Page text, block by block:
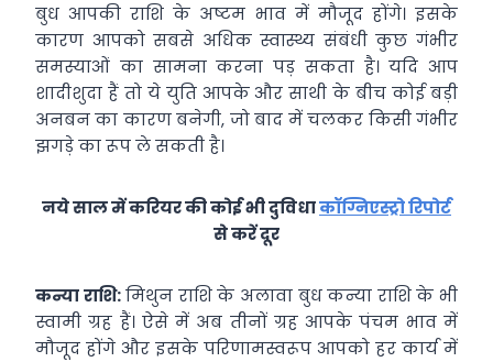
बुध आपकी राशि के अष्टम भाव में मौजूद होंगे। इसके
कारण आपको सबसे अधिक स्वास्थ्य संबंधी कुछ गंभीर
समस्याओं का सामना करना पड़ सकता है। यदि आप
शादीशुदा हैं तो ये युति आपके और साथी के बीच कोई बड़ी
अनबन का कारण बनेगी, जो बाद में चलकर किसी गंभीर
झगड़े का रूप ले सकती है।
नये साल में करियर की कोई भी दुविधाकॉग्निएस्ट्रो रिपोर्ट
से करें दूर
कन्या राशि:मिथुन राशि के अलावा बुध कन्या राशि के भी
स्वामी ग्रह हैं। ऐसे में अब तीनों ग्रह आपके पंचम भाव में
मौजूद होंगे और इसके परिणामस्वरूप आपको हर कार्य में